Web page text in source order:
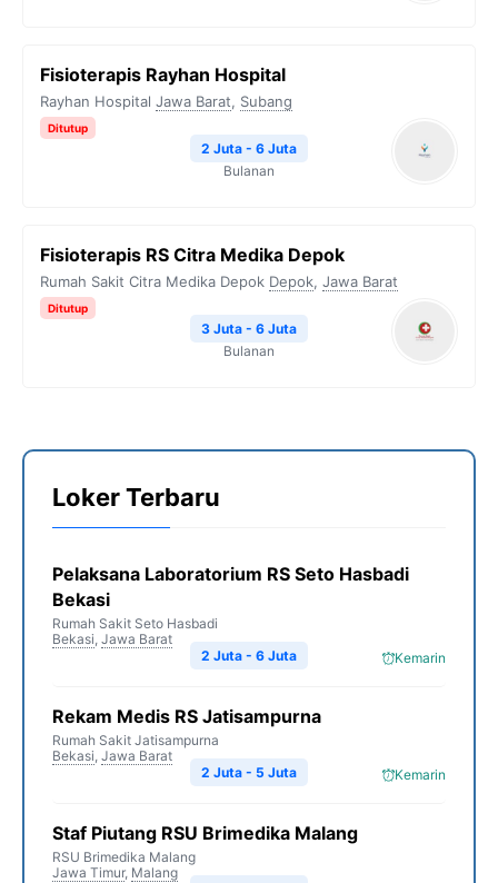
Fisioterapis Rayhan Hospital
Rayhan Hospital Jawa Barat, Subang
Ditutup
2 Juta - 6 Juta
Bulanan
Fisioterapis RS Citra Medika Depok
Rumah Sakit Citra Medika Depok Depok, Jawa Barat
Ditutup
3 Juta - 6 Juta
Bulanan
Loker Terbaru
Pelaksana Laboratorium RS Seto Hasbadi
Bekasi
Rumah Sakit Seto Hasbadi
Bekasi, Jawa Barat
Kemarin
2 Juta - 6 Juta
Rekam Medis RS Jatisampurna
Rumah Sakit Jatisampurna
Bekasi, Jawa Barat
Kemarin
2 Juta - 5 Juta
Staf Piutang RSU Brimedika Malang
RSU Brimedika Malang
Jawa Timur, Malang